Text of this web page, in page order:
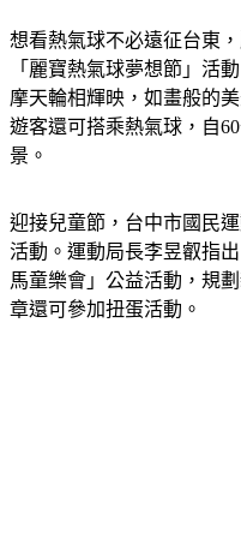
「麗寶熱氣球夢想節」活
摩天輪相輝映，如畫般的
遊客還可搭乘熱氣球，自
景。
活動。運動局長李昱叡指
馬童樂會」公益活動，規
章還可參加扭蛋活動。